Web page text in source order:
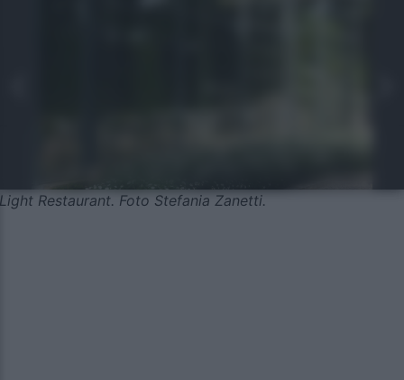
Light Restaurant. Foto Stefania Zanetti.